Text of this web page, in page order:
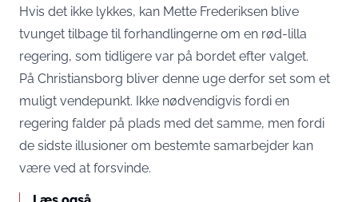
Hvis det ikke lykkes, kan Mette Frederiksen blive
tvunget tilbage til forhandlingerne om en rød-lilla
regering, som tidligere var på bordet efter valget.
På Christiansborg bliver denne uge derfor set som et
muligt vendepunkt. Ikke nødvendigvis fordi en
regering falder på plads med det samme, men fordi
de sidste illusioner om bestemte samarbejder kan
være ved at forsvinde.